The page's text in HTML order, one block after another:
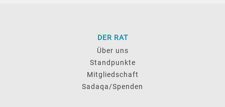
DER RAT
Über uns
Standpunkte
Mitgliedschaft
Sadaqa/Spenden